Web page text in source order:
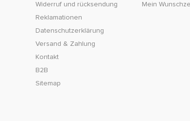
Widerruf und rücksendung
Reklamationen
Datenschutzerklärung
Versand & Zahlung
Kontakt
B2B
Sitemap
Mein